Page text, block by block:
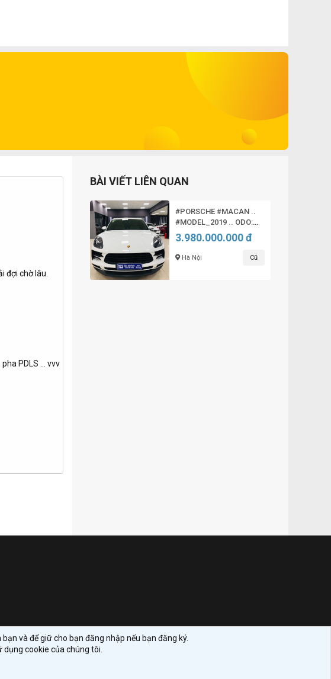
đợi chờ lâu.
PDLS … vvv
BÀI VIẾT LIÊN QUAN
#PORSCHE #MACAN ..
#MODEL_2019 .. ODO:
CHUẨN 12.000 MILES
SIÊU LƯỚT
3.980.000.000 đ
Hà Nội Cũ
và để giữ cho bạn đăng nhập nếu bạn đăng ký.
cookie của chúng tôi.